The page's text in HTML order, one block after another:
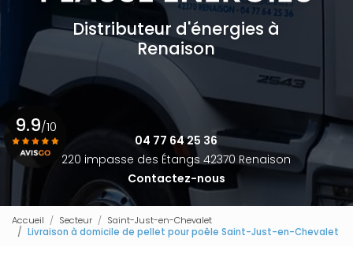
Distributeur d'énergies à
Renaison
04 77 64 25 36
220 impasse des Étangs 42370 Renaison
Contactez-nous
9.9/10
Accueil Secteur
Saint-Just-en-Chevalet
Livraison à domicile de pellet pour poêle Saint-Just-en-Chevalet